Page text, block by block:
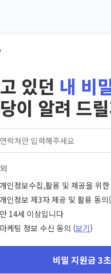
있던 내 비
이 알려 드
인정보수집,활용 및 제공을 위
인정보 제3자 제공 및 활용 동
14세 이상입니다
케팅 정보 수신 동의 (보기)
비밀 지원금 3